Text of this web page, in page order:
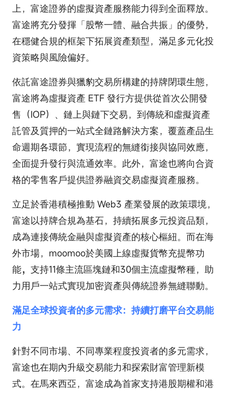
上，富途證券的虛擬資產服務能力得到全面釋放。
富途將充分發揮「股幣一體、融合共振」的優勢，
在穩健合規的框架下拓展資產類型，滿足多元化投
資策略與風險偏好。
依託富途證券與獵豹交易所構建的持牌閉環生態，
富途將為虛擬資產 ETF 發行方提供從首次公開發
售（IOP）、鏈上與鏈下交易，到傳統和虛擬資產
託管及質押的一站式全鏈路解決方案，覆蓋產品生
命週期各環節，實現流程的無縫銜接與協同效應，
全面提升發行與流通效率。此外，富途也將向合資
格的零售客戶提供證券融資交易虛擬資產服務。
立足於香港積極推動 Web3 產業發展的政策環境，
富途以持牌合規為基石，持續拓展多元投資品類，
成為連接傳統金融與虛擬資產的核心樞紐。而在海
外市場，moomoo於美國上線虛擬貨幣充提幣功
能， 支持11條主流區塊鏈和30個主流虛擬幣種，助
力用戶一站式實現加密資產與傳統證券無縫聯動。
滿足全球投資者的多元需求：持續打磨平台交易能
力
針對不同市場、不同專業程度投資者的多元需求，
富途也在期內升級交易能力和探索財富管理新模
式。在馬來西亞，富途成為首家支持港股期權和港